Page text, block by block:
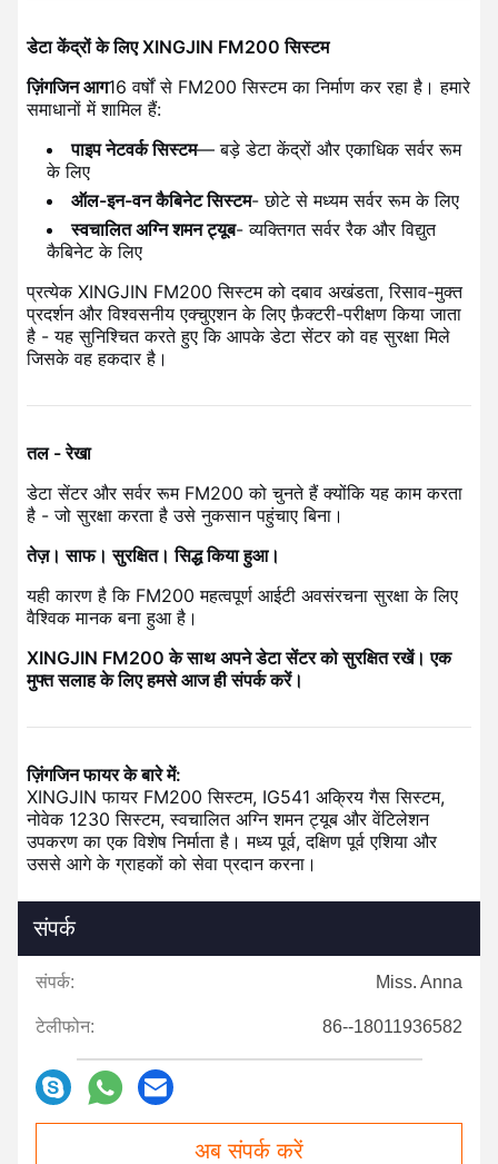
डेटा केंद्रों के लिए XINGJIN FM200 सिस्टम
ज़िंगजिन आग16 वर्षों से FM200 सिस्टम का निर्माण कर रहा है। हमारे
समाधानों में शामिल हैं:
पाइप नेटवर्क सिस्टम— बड़े डेटा केंद्रों और एकाधिक सर्वर रूम
के लिए
ऑल-इन-वन कैबिनेट सिस्टम- छोटे से मध्यम सर्वर रूम के लिए
स्वचालित अग्नि शमन ट्यूब- व्यक्तिगत सर्वर रैक और विद्युत
कैबिनेट के लिए
प्रत्येक XINGJIN FM200 सिस्टम को दबाव अखंडता, रिसाव-मुक्त
प्रदर्शन और विश्वसनीय एक्चुएशन के लिए फ़ैक्टरी-परीक्षण किया जाता
है - यह सुनिश्चित करते हुए कि आपके डेटा सेंटर को वह सुरक्षा मिले
जिसके वह हकदार है।
तल - रेखा
डेटा सेंटर और सर्वर रूम FM200 को चुनते हैं क्योंकि यह काम करता
है - जो सुरक्षा करता है उसे नुकसान पहुंचाए बिना।
तेज़। साफ। सुरक्षित। सिद्ध किया हुआ।
यही कारण है कि FM200 महत्वपूर्ण आईटी अवसंरचना सुरक्षा के लिए
वैश्विक मानक बना हुआ है।
XINGJIN FM200 के साथ अपने डेटा सेंटर को सुरक्षित रखें। एक
मुफ्त सलाह के लिए हमसे आज ही संपर्क करें।
ज़िंगजिन फायर के बारे में:
XINGJIN फायर FM200 सिस्टम, IG541 अक्रिय गैस सिस्टम,
नोवेक 1230 सिस्टम, स्वचालित अग्नि शमन ट्यूब और वेंटिलेशन
उपकरण का एक विशेष निर्माता है। मध्य पूर्व, दक्षिण पूर्व एशिया और
उससे आगे के ग्राहकों को सेवा प्रदान करना।
संपर्क
संपर्क: Miss. Anna
टेलीफोन: 86--18011936582
अब संपर्क करें